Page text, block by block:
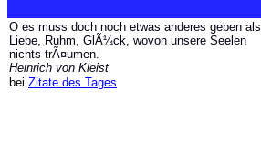
O es muss doch noch etwas anderes geben als
Liebe, Ruhm, GlÃ¼ck, wovon unsere Seelen
nichts trÃ¤umen.
Heinrich von Kleist
bei Zitate des Tages